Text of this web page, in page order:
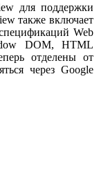
для поддержки
также включает
Web
DOM, HTML
отделены от
через Google